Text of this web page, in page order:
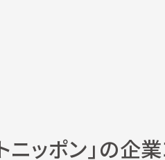
ニッポン」の企